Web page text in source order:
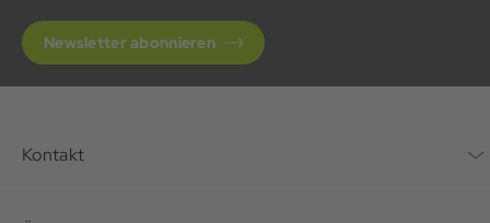
Newsletter abonnieren
Kontakt